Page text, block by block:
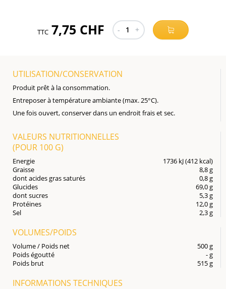
TTC 7,75 CHF - 1 +
UTILISATION/CONSERVATION
Produit prêt à la consommation.
Entreposer à température ambiante (max. 25°C).
Une fois ouvert, conserver dans un endroit frais et sec.
VALEURS NUTRITIONNELLES
(POUR 100 G)
Energie
1736 kJ (412 kcal)
Graisse
8,8 g
dont acides gras saturés
0,8 g
Glucides
69,0 g
dont sucres
5,3 g
Protéines
12,0 g
Sel
2,3 g
VOLUMES/POIDS
Volume / Poids net
500 g
Poids égoutté
- g
Poids brut
515 g
INFORMATIONS TECHNIQUES